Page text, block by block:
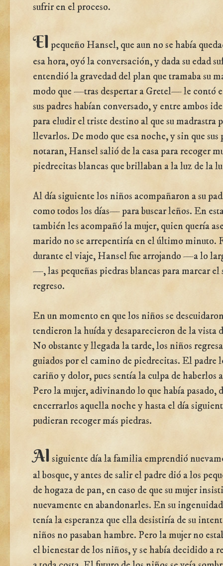
sufrir en el proceso.
El pequeño Hansel, que aun no se había
esa hora, oyó la conversación, y dada su edad
entendió la gravedad del plan que tramaba su
modo que —tras despertar a Gretel— le contó
sus padres habían conversado, y entre ambos
para eludir el triste destino al que su madrastra
llevarlos. De modo que esa noche, y sin que sus
notaran, Hansel salió de la casa para recoger
piedrecitas blancas que brillaban a la luz de la
Al día siguiente los niños acompañaron a su
como todos los días— para buscar leños. En
también les acompañó la mujer, quien quería
marido no se arrepentiría en el último minuto.
durante el viaje, Hansel fue arrojando —a lo
—, las pequeñas piedras blancas para marcar el
regreso.
En un momento en que los niños se
tendieron la huída y desaparecieron de la vista
No obstante y llegada la tarde, los niños
guiados por el camino de piedrecitas. El padre
cariño y dolor, pues sentía la culpa de haberlos
Pero la mujer, adivinando lo que había pasado,
encerrarlos aquella noche y hasta el día
pudieran recoger más piedras.
Al siguiente día la familia emprendió
al bosque, y antes de salir el padre dió a los
de hogaza de pan, en caso de que su mujer
nuevamente en abandonarles. En su
tenía la esperanza que ella desistiría de su
niños no pasaban hambre. Pero la mujer no
el bienestar de los niños, y se había decidido a